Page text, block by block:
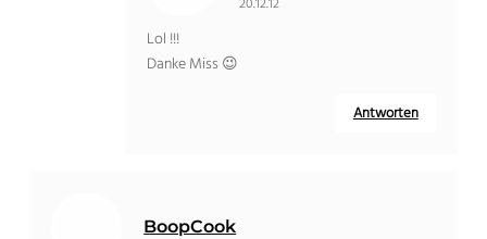
20.12.12
Lol !!!
Danke Miss 😉
Antworten
BoopCook